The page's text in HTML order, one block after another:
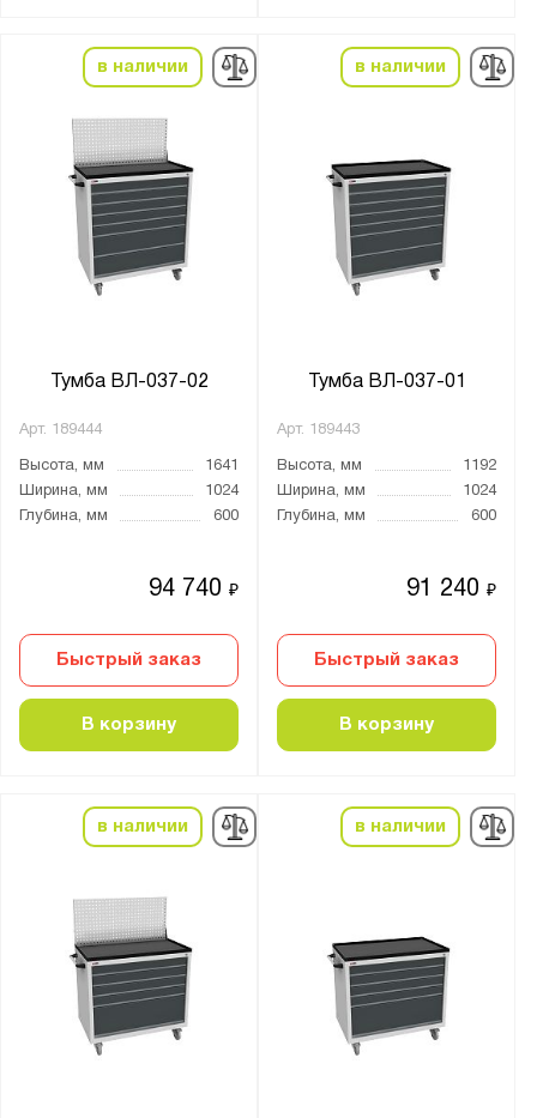
в наличии
Тумба ВЛ-037-02
Арт. 189444
Высота, мм
1641
Ширина, мм
1024
Глубина, мм
600
94 740₽
Быстрый заказ
В корзину
в наличии
Тумба ВЛ-037-01
Арт. 189443
Высота, мм
1192
Ширина, мм
1024
Глубина, мм
600
91 240₽
Быстрый заказ
В корзину
в наличии в наличии
Количество выдвижных ящиков, шт.:
3
4
6
9
Нагрузка на полку, кг:
от до
1 ключевой
eurolock
цилиндрический стальной замок с
Наличие тумб:
Толщина:
от
Цвет: